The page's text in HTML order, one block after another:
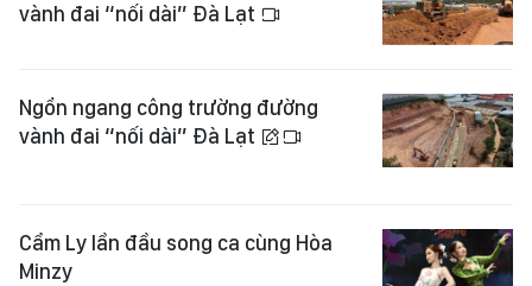
vành đai “nối dài” Đà Lạt
Ngổn ngang công trường đường
vành đai “nối dài” Đà Lạt
Cẩm Ly lần đầu song ca cùng Hòa
Minzy